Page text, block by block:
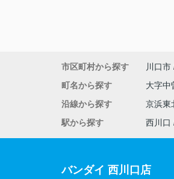
市区町村から探す 川口市
町名から探す
大字中
沿線から探す
京浜東
駅から探す
西川口
バンダイ 西川口店